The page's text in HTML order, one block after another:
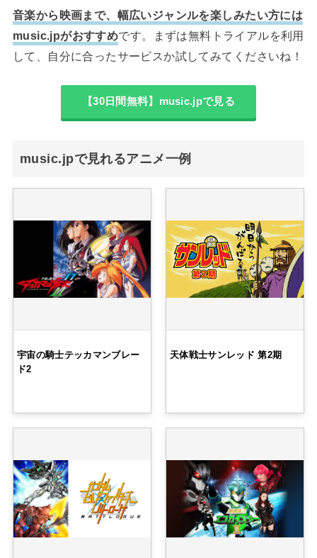
音楽から映画まで、幅広いジャンルを楽しみたい方には
music.jpがおすすめです。まずは無料トライアルを利用
して、自分に合ったサービスか試してみてくださいね！
【30日間無料】music.jpで見る
music.jpで見れるアニメ一例
宇宙の騎士テッカマンブレー
ド2
天体戦士サンレッド 第2期